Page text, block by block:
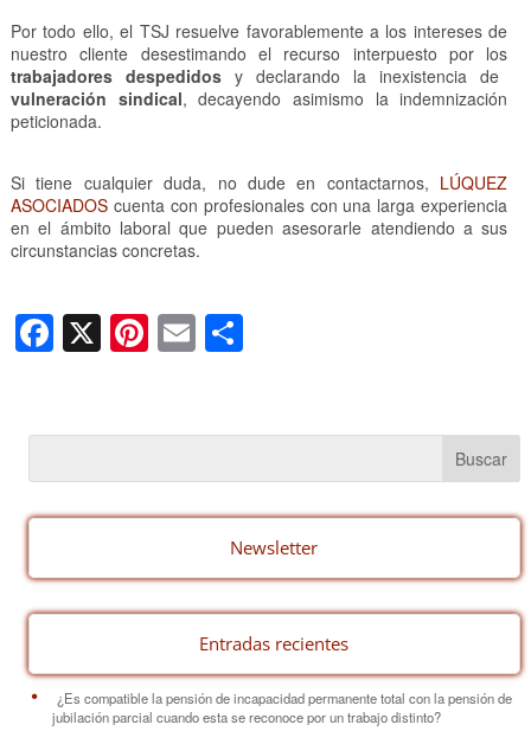
Por todo ello, el TSJ resuelve favorablemente a los intereses de
nuestro cliente desestimando el recurso interpuesto por los
trabajadores despedidos y declarando la inexistencia de
vulneración sindical, decayendo asimismo la indemnización
peticionada.
Si tiene cualquier duda, no dude en contactarnos, LÚQUEZ
ASOCIADOScuenta con profesionales con una larga experiencia
en el ámbito laboral que pueden asesorarle atendiendo a sus
circunstancias concretas.
F
a
e
b
o
k
X Pi
nt
e
st
E
m
C
p
ar
tir
Newsletter
Entradas recientes
¿Es compatible la pensión de incapacidad permanente total con la pensión de
jubilación parcial cuando esta se reconoce por un trabajo distinto?